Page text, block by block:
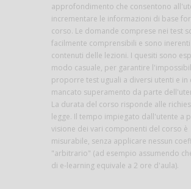
approfondimento che consentono
incrementare le informazioni di base
corso. Le domande comprese nei test
facilmente comprensibili e sono
contenuti delle lezioni. I quesiti sono
modo casuale, per garantire
proporre test uguali a diversi utenti e in
mancato superamento da parte
La durata del corso risponde alle
legge. Il tempo impiegato dall'utente a
visione dei vari componenti del corso è
misurabile, senza applicare nessun
"arbitrario" (ad esempio assumendo
di e-learning equivale a 2 ore d'aula).